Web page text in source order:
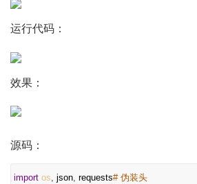
运行代码：
效果：
源码：
import os, json, requests# 伪装头